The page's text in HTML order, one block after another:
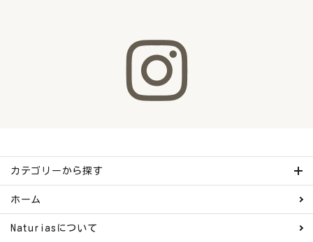
カテゴリーから探す
ホーム
Naturiasについて